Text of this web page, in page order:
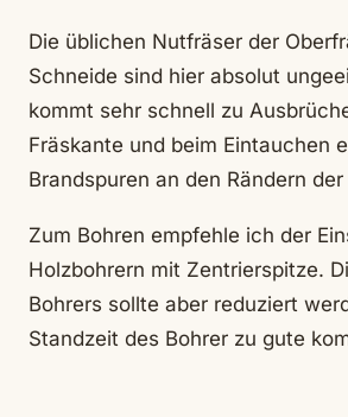
Die üblichen Nutfräser der
Schneide sind hier absolut
kommt sehr schnell zu
Fräskante und beim Eintauchen
Brandspuren an den Rändern
Zum Bohren empfehle ich der
Holzbohrern mit Zentrierspitze.
Bohrers sollte aber reduziert
Standzeit des Bohrer zu gute